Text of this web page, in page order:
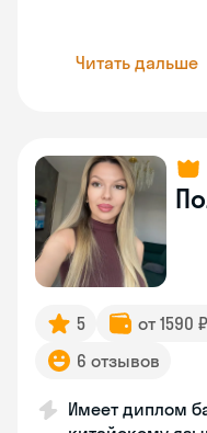
Читать дальше
5 от 1590
6 отзывов
Имеет диплом